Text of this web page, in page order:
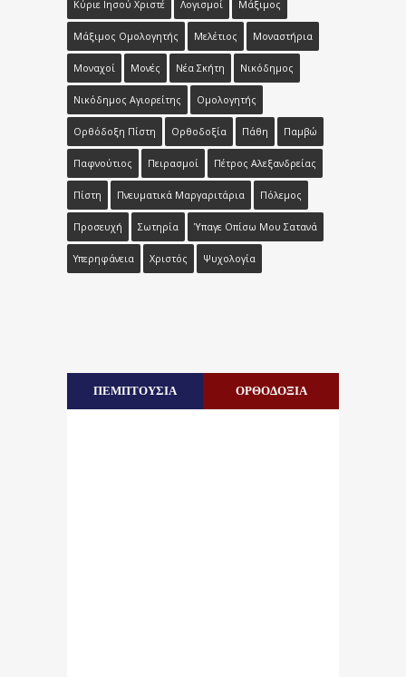
Κύριε Ιησού Χριστέ Λογισμοί Μάξιμος
Μάξιμος Ομολογητής Μελέτιος Μοναστήρια
Μοναχοί Μονές Νέα Σκήτη Νικόδημος
Νικόδημος Αγιορείτης Ομολογητής
Ορθόδοξη Πίστη Ορθοδοξία Πάθη Παμβώ
Παφνούτιος Πειρασμοί Πέτρος Αλεξανδρείας
Πίστη Πνευματικά Μαργαριτάρια Πόλεμος
Προσευχή Σωτηρία Ύπαγε Οπίσω Μου Σατανά
Υπερηφάνεια Χριστός Ψυχολογία
ΠΕΜΠΤΟΥΣΙΑ ΟΡΘΟΔΟΞΙΑ